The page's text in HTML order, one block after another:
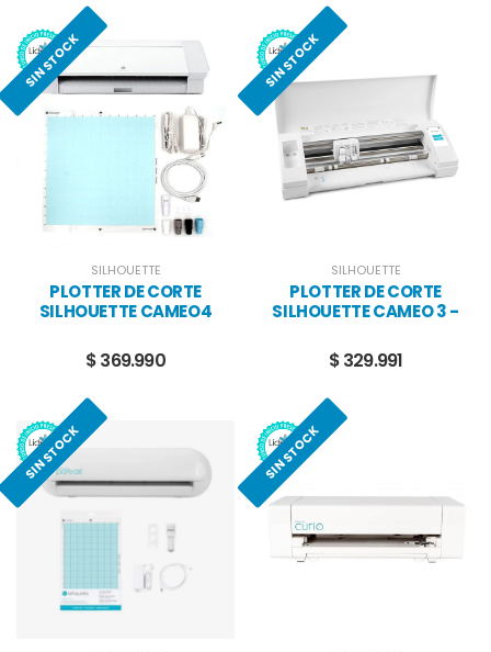
SIN STOCK
SILHOUETTE
PLOTTER DE CORTE
SILHOUETTE CAMEO4
$ 369.990
SIN STOCK
SILHOUETTE
PLOTTER DE CORTE
SILHOUETTE CAMEO 3 -
$ 329.991
SIN STOCK SIN STOCK